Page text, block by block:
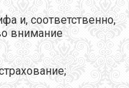
и, соответственно,
внимание